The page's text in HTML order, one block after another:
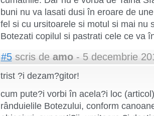
buni nu va lasati dusi în eroare de
fel si cu ursitoarele si motul si mai nu
Botezati copilul si pastrati cele ce va
#5scris de amo- 5 decembrie
trist ?i dezam?gitor!
cum pute?i vorbi în acela?i loc
rânduielile Botezului, conform